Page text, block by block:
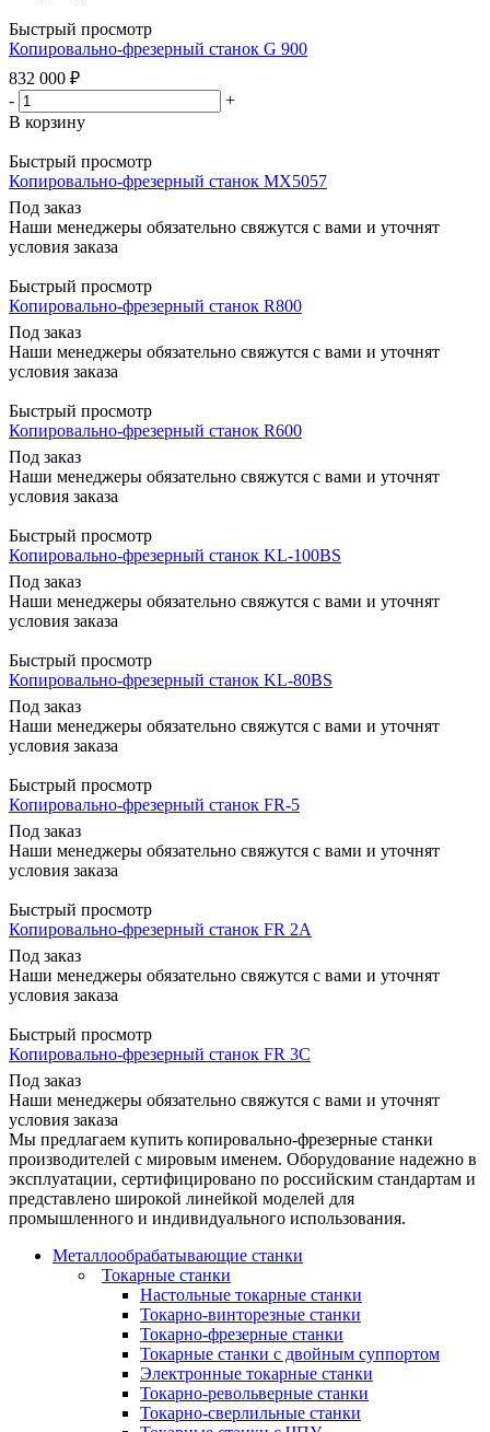
Быстрый просмотр
Копировально-фрезерный станок G 900
832 000 ₽
-
+
В корзину
Быстрый просмотр
Копировально-фрезерный станок MX5057
Под заказ
Наши менеджеры обязательно свяжутся с вами и уточнят
условия заказа
Быстрый просмотр
Копировально-фрезерный станок R800
Под заказ
Наши менеджеры обязательно свяжутся с вами и уточнят
условия заказа
Быстрый просмотр
Копировально-фрезерный станок R600
Под заказ
Наши менеджеры обязательно свяжутся с вами и уточнят
условия заказа
Быстрый просмотр
Копировально-фрезерный станок KL-100BS
Под заказ
Наши менеджеры обязательно свяжутся с вами и уточнят
условия заказа
Быстрый просмотр
Копировально-фрезерный станок KL-80BS
Под заказ
Наши менеджеры обязательно свяжутся с вами и уточнят
условия заказа
Быстрый просмотр
Копировально-фрезерный станок FR-5
Под заказ
Наши менеджеры обязательно свяжутся с вами и уточнят
условия заказа
Быстрый просмотр
Копировально-фрезерный станок FR 2A
Под заказ
Наши менеджеры обязательно свяжутся с вами и уточнят
условия заказа
Быстрый просмотр
Копировально-фрезерный станок FR 3C
Под заказ
Наши менеджеры обязательно свяжутся с вами и уточнят
условия заказа
Мы предлагаем купить копировально-фрезерные станки
производителей с мировым именем. Оборудование надежно в
эксплуатации, сертифицировано по российским стандартам и
представлено широкой линейкой моделей для
промышленного и индивидуального использования.
Металлообрабатывающие станки
Токарные станки
Настольные токарные станки
Токарно-винторезные станки
Токарно-фрезерные станки
Токарные станки с двойным суппортом
Электронные токарные станки
Токарно-револьверные станки
Токарно-сверлильные станки